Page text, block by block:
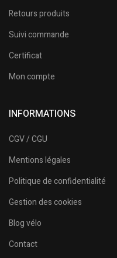
Retours produits
Suivi commande
Certificat
Mon compte
INFORMATIONS
CGV / CGU
Mentions légales
Politique de confidentialité
Gestion des cookies
Blog vélo
Contact